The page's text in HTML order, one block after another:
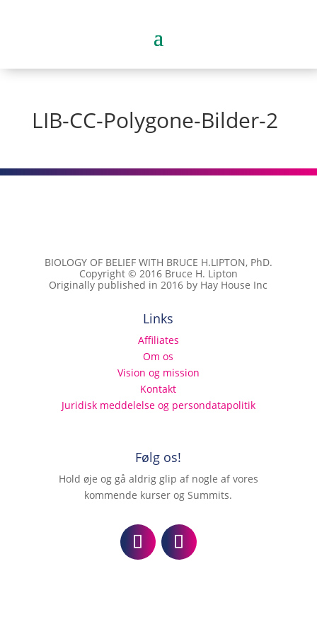
LIB-CC-Polygone-Bilder-2
BIOLOGY OF BELIEF WITH BRUCE H.LIPTON, PhD.
Copyright © 2016 Bruce H. Lipton
Originally published in 2016 by Hay House Inc
Links
Affiliates
Om os
Vision og mission
Kontakt
Juridisk meddelelse og persondatapolitik
Følg os!
Hold øje og gå aldrig glip af nogle af vores
kommende kurser og Summits.